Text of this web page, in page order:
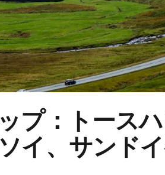
プ：トース
イ、サンド